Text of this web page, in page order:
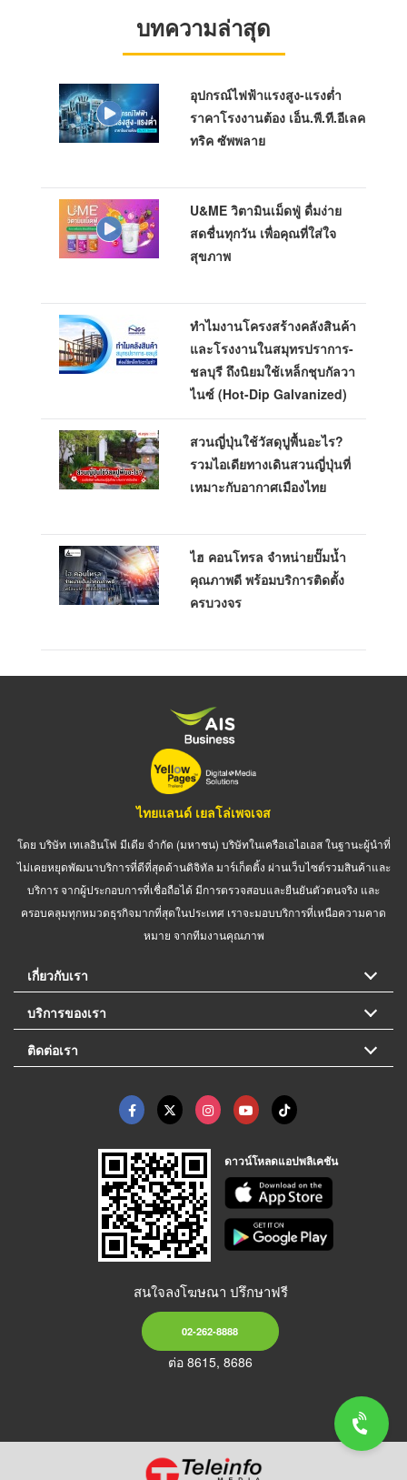
บทความล่าสุด
อุปกรณ์ไฟฟ้าแรงสูง-แรงต่ำ
ราคาโรงงานต้อง เอ็น.พี.ที.อีเลค
ทริค ซัพพลาย
U&ME วิตามินเม็ดฟู่ ดื่มง่าย
สดชื่นทุกวัน เพื่อคุณที่ใส่ใจ
สุขภาพ
ทำไมงานโครงสร้างคลังสินค้า
และโรงงานในสมุทรปราการ-
ชลบุรี ถึงนิยมใช้เหล็กชุบกัลวา
ไนซ์ (Hot-Dip Galvanized)
สวนญี่ปุ่นใช้วัสดุปูพื้นอะไร?
รวมไอเดียทางเดินสวนญี่ปุ่นที่
เหมาะกับอากาศเมืองไทย
ไฮ คอนโทรล จำหน่ายปั๊มน้ำ
คุณภาพดี พร้อมบริการติดตั้ง
ครบวงจร
ไทยแลนด์ เยลโล่เพจเจส
โดย บริษัท เทเลอินโฟ มีเดีย จำกัด (มหาชน) บริษัทในเครือเอไอเอส ในฐานะผู้นำที่
ไม่เคยหยุดพัฒนาบริการที่ดีที่สุดด้านดิจิทัล มาร์เก็ตติ้ง ผ่านเว็บไซต์รวมสินค้าและ
บริการ จากผู้ประกอบการที่เชื่อถือได้ มีการตรวจสอบและยืนยันตัวตนจริง และ
ครอบคลุมทุกหมวดธุรกิจมากที่สุดในประเทศ เราจะมอบบริการที่เหนือความคาด
หมาย จากทีมงานคุณภาพ
เกี่ยวกับเรา
บริการของเรา
ติดต่อเรา
ดาวน์โหลดแอปพลิเคชัน
สนใจลงโฆษณา ปรึกษาฟรี
02-262-8888
ต่อ 8615, 8686